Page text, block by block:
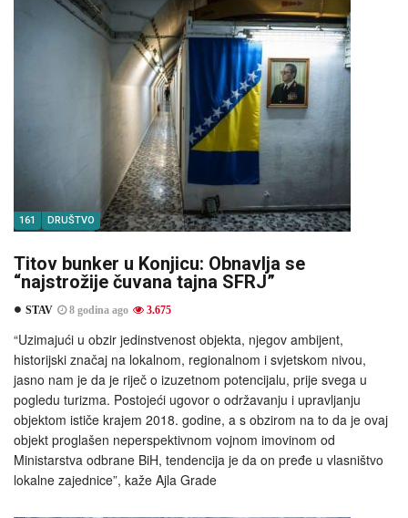
161 DRUŠTVO
Titov bunker u Konjicu: Obnavlja se
“najstrožije čuvana tajna SFRJ”
STAV 8 godina ago 3.675
“Uzimajući u obzir jedinstvenost objekta, njegov ambijent,
historijski značaj na lokalnom, regionalnom i svjetskom nivou,
jasno nam je da je riječ o izuzetnom potencijalu, prije svega u
pogledu turizma. Postojeći ugovor o održavanju i upravljanju
objektom ističe krajem 2018. godine, a s obzirom na to da je ovaj
objekt proglašen neperspektivnom vojnom imovinom od
Ministarstva odbrane BiH, tendencija je da on pređe u vlasništvo
lokalne zajednice”, kaže Ajla Grade